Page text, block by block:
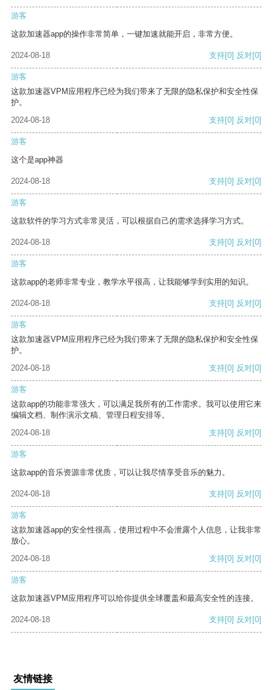
游客
这款加速器app的操作非常简单，一键加速就能开启，非常方便。
2024-08-18 支持[0] 反对[0]
游客
这款加速器VPM应用程序已经为我们带来了无限的隐私保护和安全性保
护。
2024-08-18
支持[0] 反对[0]
游客
这个是app神器
2024-08-18 支持[0] 反对[0]
游客
这款软件的学习方式非常灵活，可以根据自己的需求选择学习方式。
2024-08-18 支持[0] 反对[0]
游客
这款app的老师非常专业，教学水平很高，让我能够学到实用的知识。
2024-08-18 支持[0] 反对[0]
游客
这款加速器VPM应用程序已经为我们带来了无限的隐私保护和安全性保
护。
2024-08-18
支持[0] 反对[0]
游客
这款app的功能非常强大，可以满足我所有的工作需求。我可以使用它来
编辑文档、制作演示文稿、管理日程安排等。
2024-08-18
支持[0] 反对[0]
游客
这款app的音乐资源非常优质，可以让我尽情享受音乐的魅力。
2024-08-18 支持[0] 反对[0]
游客
这款加速器app的安全性很高，使用过程中不会泄露个人信息，让我非常
放心。
2024-08-18
支持[0] 反对[0]
游客
这款加速器VPM应用程序可以给你提供全球覆盖和最高安全性的连接。
2024-08-18 支持[0] 反对[0]
友情链接